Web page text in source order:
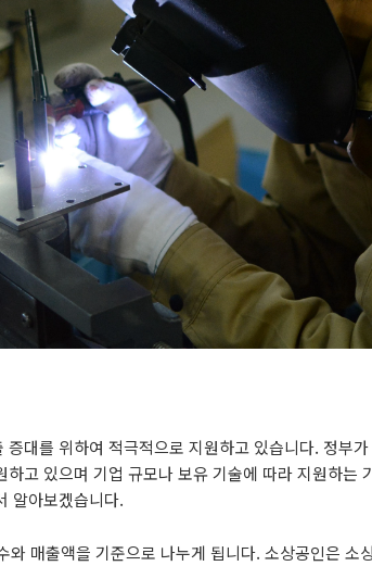
대를 위하여 적극적으로 지원하고 있습니다. 정부
고 있으며 기업 규모나 보유 기술에 따라 지원하는
알아보겠습니다.
와 매출액을 기준으로 나누게 됩니다. 소상공인은 소